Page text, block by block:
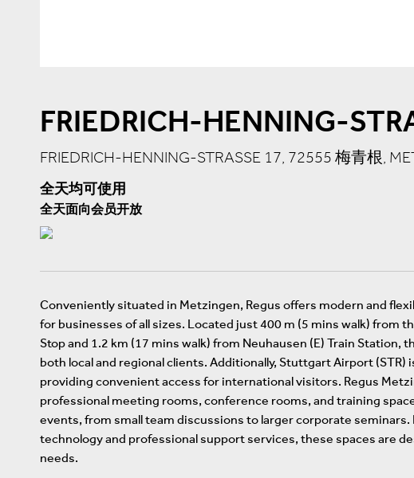
FRIEDRICH-HENNING-
FRIEDRICH-HENNING-STRASSE 17, 72555 梅青根,
全天均可使用
全天面向会员开放
Conveniently situated in Metzingen, Regus offers modern and
for businesses of all sizes. Located just 400 m (5 mins walk) from
Stop and 1.2 km (17 mins walk) from Neuhausen (E) Train Station,
both local and regional clients. Additionally, Stuttgart Airport (STR)
providing convenient access for international visitors. Regus
professional meeting rooms, conference rooms, and training
events, from small team discussions to larger corporate
technology and professional support services, these spaces are
needs.